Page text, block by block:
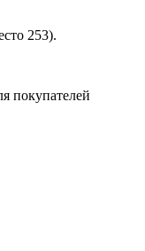
253).
покупателей